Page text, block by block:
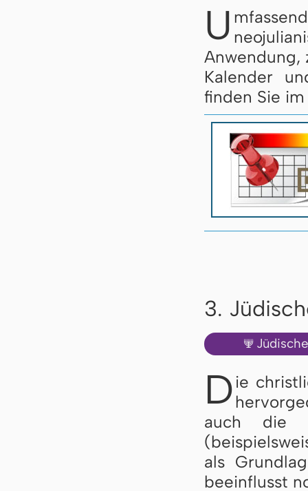
U
Anwendung,
Kalender
finden Sie
3.
🕎
D ie
auch die
als
beeinflusst